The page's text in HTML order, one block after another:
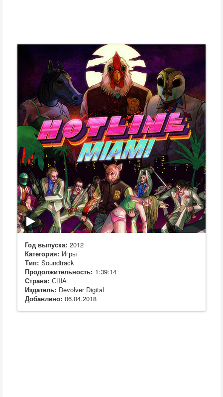
Год выпуска: 2012
Категория: Игры
Тип: Soundtrack
Продолжительность: 1:39:14
Страна: США
Издатель: Devolver Digital
Добавлено: 06.04.2018